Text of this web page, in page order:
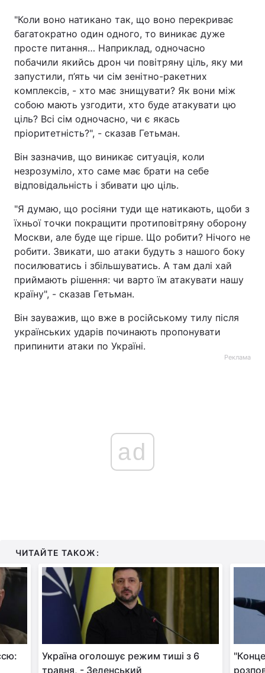
"Коли воно натикано так, що воно перекриває
багатократно один одного, то виникає дуже
просте питання… Наприклад, одночасно
побачили якийсь дрон чи повітряну ціль, яку ми
запустили, п’ять чи сім зенітно-ракетних
комплексів, - хто має знищувати? Як вони між
собою мають узгодити, хто буде атакувати цю
ціль? Всі сім одночасно, чи є якась
пріоритетність?", - сказав Гетьман.
Він зазначив, що виникає ситуація, коли
незрозуміло, хто саме має брати на себе
відповідальність і збивати цю ціль.
"Я думаю, що росіяни туди ще натикають, щоби з
їхньої точки покращити протиповітряну оборону
Москви, але буде ще гірше. Що робити? Нічого не
робити. Звикати, шо атаки будуть з нашого боку
посилюватись і збільшуватись. А там далі хай
приймають рішення: чи варто їм атакувати нашу
країну", - сказав Гетьман.
Він зауважив, що вже в російському тилу після
українських ударів починають пропонувати
припинити атаки по Україні.
Реклама
ad
ЧИТАЙТЕ ТАКОЖ:
Україна оголошує режим тиші з 6
травня, - Зеленський